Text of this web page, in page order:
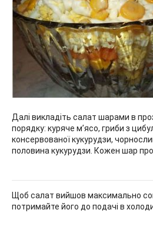
Далі викладіть салат шарами в
порядку: куряче м’ясо, гриби з
консервованої кукурудзи,
половина кукурудзи. Кожен шар
Щоб салат вийшов максимально
потримайте його до подачі в